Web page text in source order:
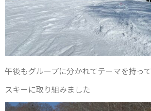
午後もグループに分かれてテーマを持って
スキーに取り組みました